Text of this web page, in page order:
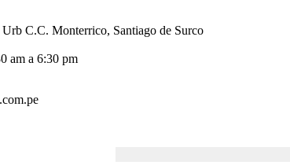
C.C. Monterrico, Santiago de Surco
am a 6:30 pm